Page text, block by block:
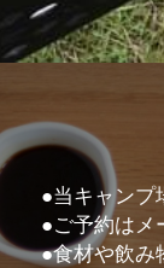
●当キャンプ
●ご予約はメ
●食材や飲み